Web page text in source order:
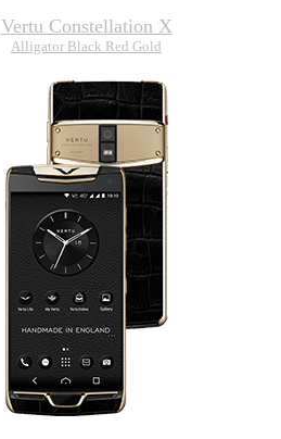
Vertu Constellation X
Alligator Black Red Gold